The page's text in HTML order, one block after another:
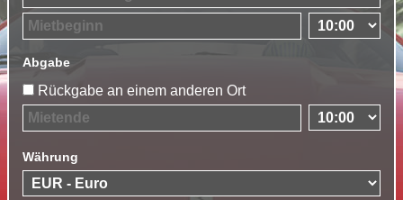
Abgabe
Rückgabe an einem anderen Ort
Währung